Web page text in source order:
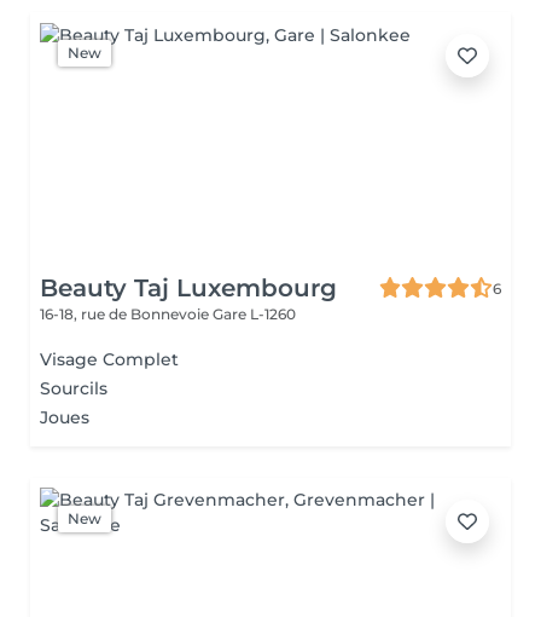
New
Beauty Taj Luxembourg
6
16-18, rue de Bonnevoie Gare L-1260
Visage Complet
Sourcils
Joues
New